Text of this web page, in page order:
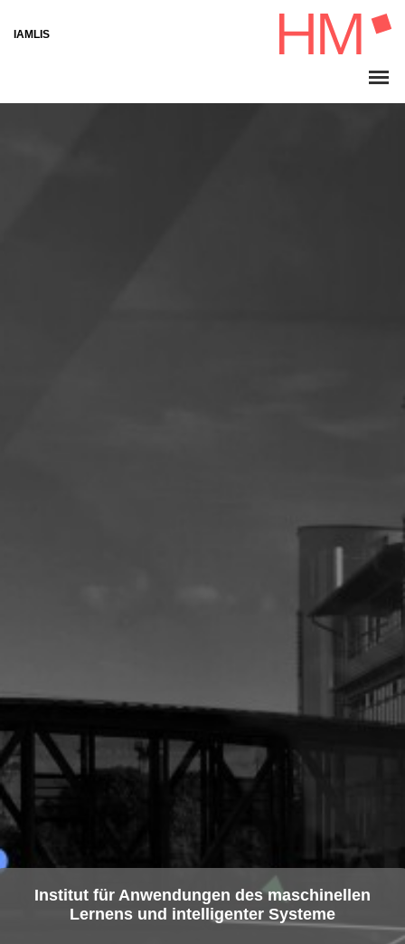
IAMLIS
Institut für Anwendungen des maschinellen
Lernens und intelligenter Systeme